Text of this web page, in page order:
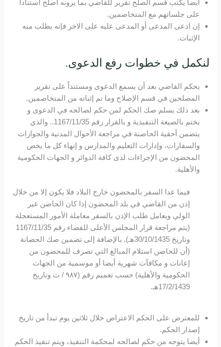
أيضا يكتب قسم الصلح تقرير للقاضي بما يرونه أصلح استناداً
على جلساتهم مع المتخاصمين.
إن ادعى المدعى أو المدعى عليه على الاخر فإنه يطلب منه
الإثبات.
لنكمل في خطوات رفع الدعوى.
يحكم القاضي بعد أن يسمع الدعوى ومستنداً على تقرير
المصلحين في قسم الإصلاح وما تم إثباته من المتخاصمين.
بعد ذلك يسلم صك الحكم لمن حكم لصالحه في الدعوى و
يختم بالصيغة التنفيذية و بالقرار رقم 1167/11/35.. والذي
يتضمن أحقية الحاضنة في مراجعة الأحوال المدنية والجوازات
والسفارات، وإدارات التعليم والمدارس و إنهاء كل ما يخص
المحضون من الإجراءات لدى كافة الدوائر و الجهات الحكومية
والأهلية.
فيما عدا السفر بالمحضون خارج البلاد فلا يكون إلا من خلال
إذن من القاضي في بلد المحضون إذا كان الحاضن غير
الولي ويعامل طلب الإذن بالسفر معاملة الأمور المستعجلة
(يتم مراجعة قرار المجلس الأعلى للقضاء رقم 1167/11/35
وتاريخ 30/10/1435هـ). بالإضافة إلى تضمين صك الحضانة
(أن للحاضن استلام المبالغ التي تصرف للمحضون من
إعانات و مكافآت شهرية أيضا أو موسمية من الجهات
الحكومية والأهلية) حسب تعميم رقم (٩٨٧ / ت وتاريخ
17/2/1439هـ.
للمعترض على الحكم الاعتراض خلال ثلاثين يوم تبدأ من تاريخ
إصدار الحكم.
أيضا يتوجه من حكم لصالحه لمحكمة التنفيذ، ويتم تنفيذ الحكم